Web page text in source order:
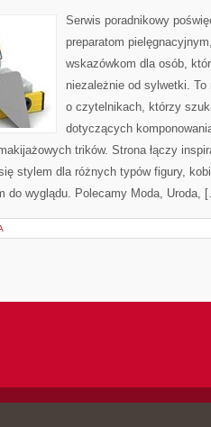
Serwis poradnikowy
preparatom
wskazówkom dla osób,
niezależnie od sylwetki.
o czytelnikach, którzy
dotyczących
trików. Strona łączy
stylem dla różnych typów figury,
do wyglądu. Polecamy Moda, Uroda,